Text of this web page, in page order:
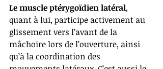
Le muscle ptérygoïdien latéral,
quant à lui, participe activement au
glissement vers l’avant de la
mâchoire lors de l’ouverture, ainsi
qu’à la coordination des